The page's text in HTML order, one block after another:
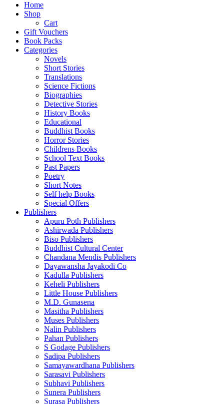
Home
Shop
Cart
Gift Vouchers
Book Packs
Categories
Novels
Short Stories
Translations
Science Fictions
Biographies
Detective Stories
History Books
Educational
Buddhist Books
Horror Stories
Childrens Books
School Text Books
Past Papers
Poetry
Short Notes
Self help Books
Special Offers
Publishers
Apuru Poth Publishers
Ashirwada Publishers
Biso Publishers
Buddhist Cultural Center
Chandana Mendis Publishers
Dayawansha Jayakodi Co
Kadulla Publishers
Keheli Publishers
Little House Publishers
M.D. Gunasena
Masitha Publishers
Muses Publishers
Nalin Publishers
Pahan Publishers
S Godage Publishers
Sadipa Publishers
Samayawardhana Publishers
Sarasavi Publishers
Subhavi Publishers
Sunera Publishers
Surasa Publishers